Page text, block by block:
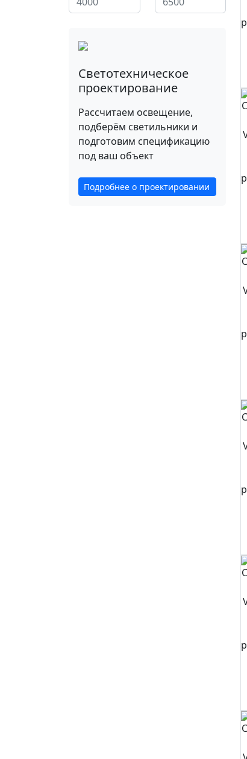
Светотехническое
проектирование
Рассчитаем освещение,
подберём светильники и
подготовим спецификацию
под ваш объект
Подробнее о проектировании